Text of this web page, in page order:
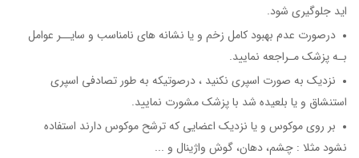
اید جلوگیری شود.
درصورت عدم بهبود کامل زخم و یا نشانه های نامناسب و سایــر عوامل
بـه پزشک مـراجعه نمایید.
نزدیک به صورت اسپری نکنید ، درصوتیکه به طور تصادفی اسپری
استنشاق و یا بلعیده شد با پزشک مشورت نمایید.
بر روی موکوس و یا نزدیک اعضایی که ترشح موکوس دارند استفاده
نشود مثلا : چشم، دهان، گوش واژینال و ...